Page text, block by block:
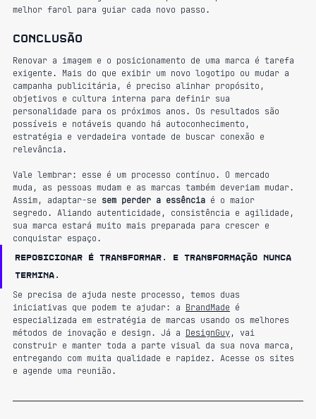
melhor farol para guiar cada novo passo.
Conclusão
Renovar a imagem e o posicionamento de uma marca é tarefa
exigente. Mais do que exibir um novo logotipo ou mudar a
campanha publicitária, é preciso alinhar propósito,
objetivos e cultura interna para definir sua
personalidade para os próximos anos. Os resultados são
possíveis e notáveis quando há autoconhecimento,
estratégia e verdadeira vontade de buscar conexão e
relevância.
Vale lembrar: esse é um processo contínuo. O mercado
muda, as pessoas mudam e as marcas também deveriam mudar.
Assim, adaptar-se sem perder a essência é o maior
segredo. Aliando autenticidade, consistência e agilidade,
sua marca estará muito mais preparada para crescer e
conquistar espaço.
Reposicionar é transformar. E transformação nunca
termina.
Se precisa de ajuda neste processo, temos duas
iniciativas que podem te ajudar: a BrandMade é
especializada em estratégia de marcas usando os melhores
métodos de inovação e design. Já a DesignGuy, vai
construir e manter toda a parte visual da sua nova marca,
entregando com muita qualidade e rapidez. Acesse os sites
e agende uma reunião.